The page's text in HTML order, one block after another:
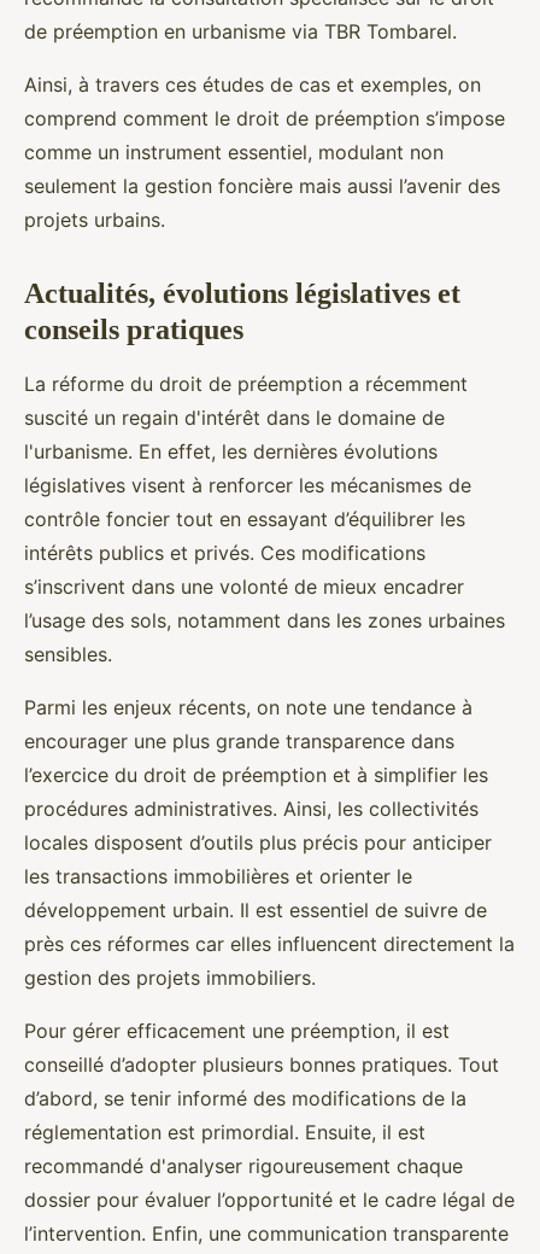
de préemption en urbanisme via TBR Tombarel.
Ainsi, à travers ces études de cas et exemples, on
comprend comment le droit de préemption s’impose
comme un instrument essentiel, modulant non
seulement la gestion foncière mais aussi l’avenir des
projets urbains.
Actualités, évolutions législatives et
conseils pratiques
La réforme du droit de préemption a récemment
suscité un regain d'intérêt dans le domaine de
l'urbanisme. En effet, les dernières évolutions
législatives visent à renforcer les mécanismes de
contrôle foncier tout en essayant d’équilibrer les
intérêts publics et privés. Ces modifications
s’inscrivent dans une volonté de mieux encadrer
l’usage des sols, notamment dans les zones urbaines
sensibles.
Parmi les enjeux récents, on note une tendance à
encourager une plus grande transparence dans
l’exercice du droit de préemption et à simplifier les
procédures administratives. Ainsi, les collectivités
locales disposent d’outils plus précis pour anticiper
les transactions immobilières et orienter le
développement urbain. Il est essentiel de suivre de
près ces réformes car elles influencent directement la
gestion des projets immobiliers.
Pour gérer efficacement une préemption, il est
conseillé d’adopter plusieurs bonnes pratiques. Tout
d’abord, se tenir informé des modifications de la
réglementation est primordial. Ensuite, il est
recommandé d'analyser rigoureusement chaque
dossier pour évaluer l’opportunité et le cadre légal de
l’intervention. Enfin, une communication transparente